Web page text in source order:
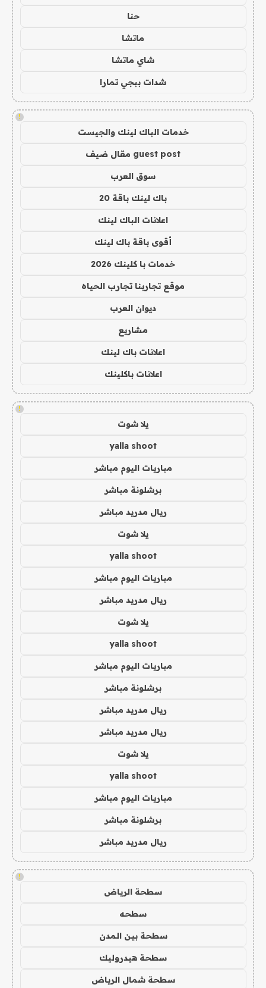
حنا
ماتشا
شاي ماتشا
شدات ببجي تمارا
!
خدمات الباك لينك والجيست
guest post مقال ضيف
سوق العرب
باك لينك باقة 20
اعلانات الباك لينك
أقوى باقة باك لينك
خدمات با كلينك 2026
موقع تجاربنا تجارب الحياه
ديوان العرب
مشاريع
اعلانات باك لينك
اعلانات باكلينك
!
يلا شوت
yalla shoot
مباريات اليوم مباشر
برشلونة مباشر
ريال مدريد مباشر
يلا شوت
yalla shoot
مباريات اليوم مباشر
ريال مدريد مباشر
يلا شوت
yalla shoot
مباريات اليوم مباشر
برشلونة مباشر
ريال مدريد مباشر
ريال مدريد مباشر
يلا شوت
yalla shoot
مباريات اليوم مباشر
برشلونة مباشر
ريال مدريد مباشر
!
سطحة الرياض
سطحه
سطحة بين المدن
سطحة هيدروليك
سطحة شمال الرياض